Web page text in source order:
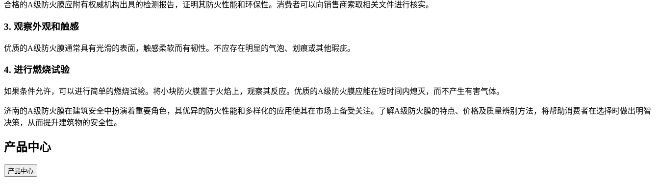
合格的A级防火膜应附有权威机构出具的检测报告，证明其防火性能和环保性。消费者可以向销售商索取相关文件进行核实。
3. 观察外观和触感
优质的A级防火膜通常具有光滑的表面，触感柔软而有韧性。不应存在明显的气泡、划痕或其他瑕疵。
4. 进行燃烧试验
如果条件允许，可以进行简单的燃烧试验。将小块防火膜置于火焰上，观察其反应。优质的A级防火膜应能在短时间内熄灭，而不产生有害气体。
济南的A级防火膜在建筑安全中扮演着重要角色，其优异的防火性能和多样化的应用使其在市场上备受关注。了解A级防火膜的特点、价格及质量辨别方法，将帮助消费者在选择时做出明智
决策，从而提升建筑物的安全性。
产品中心
产品中心